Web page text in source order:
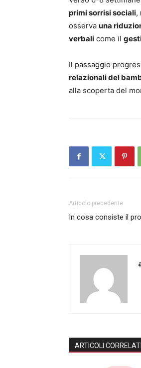
primi sorrisi sociali,
osserva una
verbali come il
Il passaggio
relazionali del
alla scoperta del
Articolo precedente
In cosa consiste il
ARTICOLI CORRELATI